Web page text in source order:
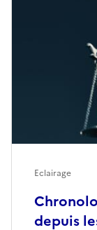
depuis
Eclairage